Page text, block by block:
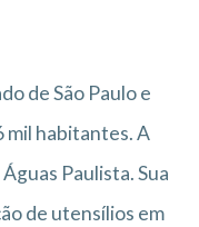
de São Paulo e
mil habitantes. A
Paulista. Sua
de utensílios em